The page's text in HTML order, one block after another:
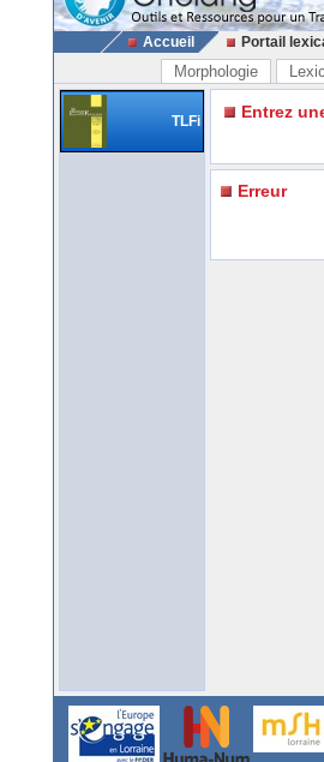
Accueil Portail
Morphologie
TLFi Entrez
Erreur